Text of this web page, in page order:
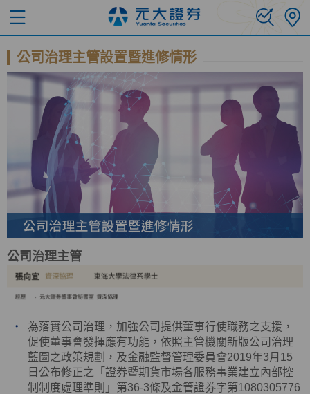
公司治理主管設置暨進修情形
公司治理主管
為落實公司治理，加強公司提供董事行使職務之支援，
促使董事會發揮應有功能，依照主管機關新版公司治理
藍圖之政策規劃，及金融監督管理委員會2019年3月 15
日公布修正之「證券暨期貨市場各服務事業建立內部控
制制度處理準則」第36-3條及金管證券字第1080305776